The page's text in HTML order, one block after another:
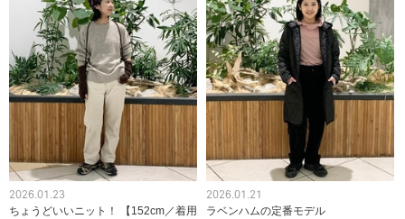
2026.01.23
ちょうどいいニット！ 【152cm／着用
2026.01.21
ラベンハムの定番モデル